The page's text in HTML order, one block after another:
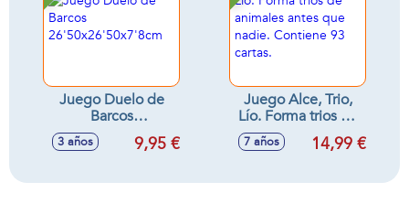
Juego Duelo de
Barcos
26'50x26'50x7'8cm
3 años 9,95 €
Juego Alce, Trio,
Lío. Forma trios de
animales antes que
nadie. Contiene 93
7 años 14,99 €